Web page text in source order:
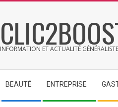
INFORMATION ET ACTUALITÉ GÉNÉRALISTE
Navigation
Menu
BEAUTÉ ENTREPRISE